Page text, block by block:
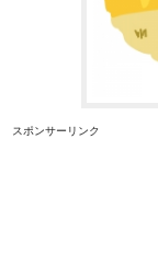
スポンサーリンク